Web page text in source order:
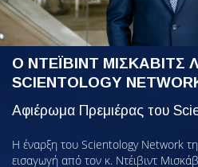
Ο ΝΤΕΪΒΙΝΤ ΜΙΣΚΑΒΙΤΣ
SCIENTOLOGY
Αφιέρωμα Πρεμιέρας του
Η έναρξη του Scientology Network
εισαγωγή από τον κ. Ντέιβιντ